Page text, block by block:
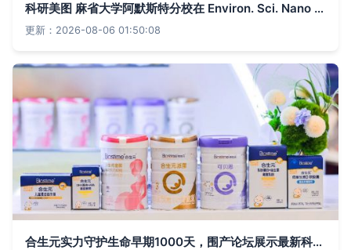
科研美图 麻省大学阿默斯特分校在 Environ. Sci. Nano 上的环境纳米学视觉呈现
更新：2026-08-06 01:50:08
合生元实力守护生命早期1000天，围产论坛展示最新科研成果与产品详解